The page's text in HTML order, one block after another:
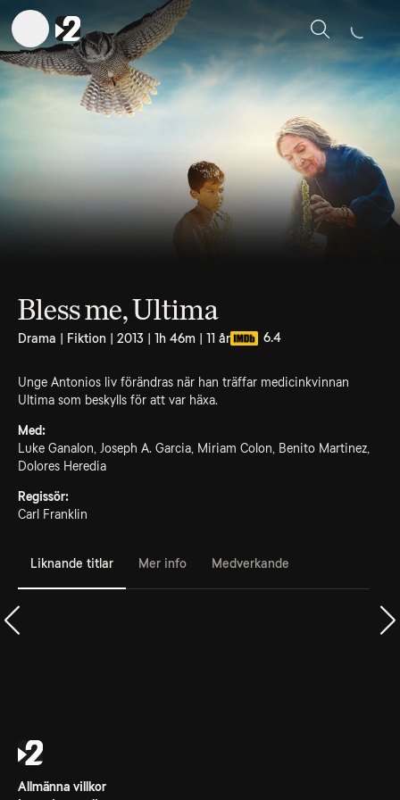
Sök
Bless me, Ultima
Drama | Fiktion | 2013 | 1h 46m | 11 år 6.4
Unge Antonios liv förändras när han träffar medicinkvinnan
Ultima som beskylls för att var häxa.
Med:
Luke Ganalon, Joseph A. Garcia, Miriam Colon, Benito Martinez,
Dolores Heredia
Regissör:
Carl Franklin
Liknande titlar Mer info Medverkande
Allmänna villkor